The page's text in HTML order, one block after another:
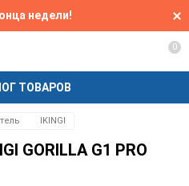
недели!
ТОВАРОВ
0
IKINGI
GORILLA G1 PRO